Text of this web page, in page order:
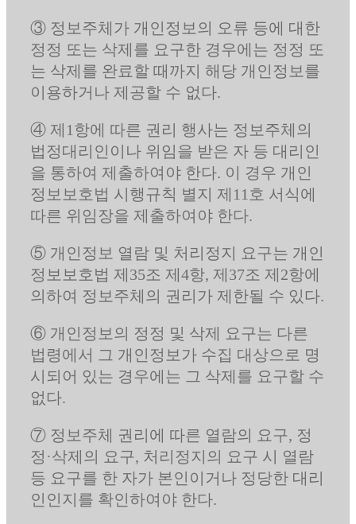
③ 정보주체가 개인정보의 오류 등에 대한
정정 또는 삭제를 요구한 경우에는 정정 또
는 삭제를 완료할 때까지 해당 개인정보를
이용하거나 제공할 수 없다.
④ 제1항에 따른 권리 행사는 정보주체의
법정대리인이나 위임을 받은 자 등 대리인
을 통하여 제출하여야 한다. 이 경우 개인
정보보호법 시행규칙 별지 제11호 서식에
따른 위임장을 제출하여야 한다.
⑤ 개인정보 열람 및 처리정지 요구는 개인
정보보호법 제35조 제4항, 제37조 제2항에
의하여 정보주체의 권리가 제한될 수 있다.
⑥ 개인정보의 정정 및 삭제 요구는 다른
법령에서 그 개인정보가 수집 대상으로 명
시되어 있는 경우에는 그 삭제를 요구할 수
없다.
⑦ 정보주체 권리에 따른 열람의 요구, 정
정·삭제의 요구, 처리정지의 요구 시 열람
등 요구를 한 자가 본인이거나 정당한 대리
인인지를 확인하여야 한다.